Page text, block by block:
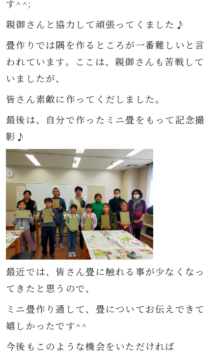
す^^;
親御さんと協力して頑張ってくました♪
畳作りでは隅を作るところが一番難しいと言
われています。ここは、親御さんも苦戦して
いましたが、
皆さん素敵に作ってくだしました。
最後は、自分で作ったミニ畳をもって記念撮
影♪
最近では、皆さん畳に触れる事が少なくなっ
てきたと思うので、
ミニ畳作り通して、畳についてお伝えできて
嬉しかったです^^
今後もこのような機会をいただければ